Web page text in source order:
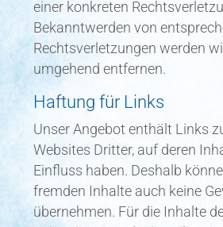
einer konkreten
Bekanntwerden von
Rechtsverletzungen werden
umgehend entfernen.
Haftung für Links
Unser Angebot enthält Links
Websites Dritter, auf deren
Einfluss haben. Deshalb
fremden Inhalte auch keine
übernehmen. Für die Inhalte